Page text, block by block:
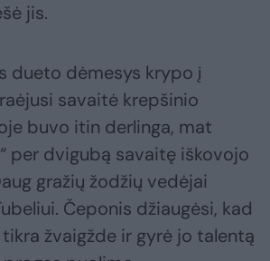
jis.
dueto dėmesys krypo į
savaitė krepšinio
buvo itin derlinga, mat
per dvigubą savaitę iškovojo
gražių žodžių vedėjai
Čeponis džiaugėsi, kad
žvaigžde ir gyrė jo talentą